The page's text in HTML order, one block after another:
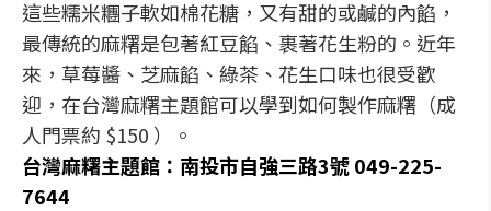
這些糯米糰子軟如棉花糖，又有甜的或鹹的內餡，
最傳統的麻糬是包著紅豆餡、裹著花生粉的。近年
來，草莓醬、芝麻餡、綠茶、花生口味也很受歡
迎，在台灣麻糬主題館可以學到如何製作麻糬（成
人門票約 $150 ）。
台灣麻糬主題館：南投市自強三路3號 049-225-
7644